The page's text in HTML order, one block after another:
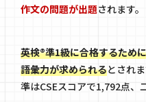
作文の問題が出題されます。
英検®準1級に合格するため
語彙力が求められるとされ
準はCSEスコアで1,792点、